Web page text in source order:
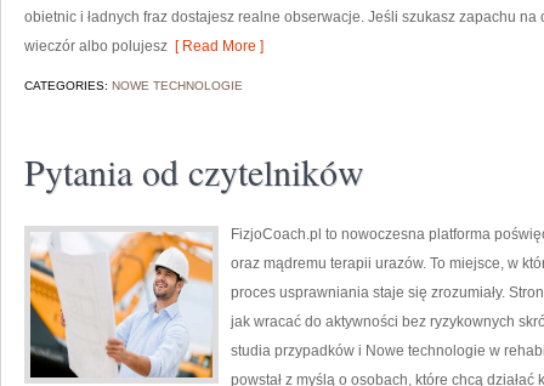
obietnic i ładnych fraz dostajesz realne obserwacje. Jeśli szukasz zapachu
wieczór albo polujesz [ Read More ]
CATEGORIES: NOWE TECHNOLOGIE
Pytania od czytelników
FizjoCoach.pl to nowoczesna platforma
oraz mądremu terapii urazów. To miejsce, w
proces usprawniania staje się zrozumiały.
jak wracać do aktywności bez ryzykownych
studia przypadków i Nowe technologie w
powstał z myślą o osobach, które chcą